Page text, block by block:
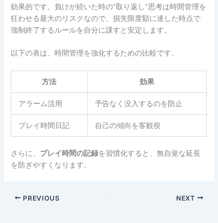
効果的です。負けが続いた時の”取り返し”思考は時間管理を
狂わせる最大のリスクなので、損失限度額に達した時点で
強制終了するルールを自分に課すと安定します。
以下の表は、時間管理を強化するための比較です。
方法 効果
アラーム活用 予告なく没入するのを防止
プレイ時間日記 自己の傾向を客観視
さらに、 プレイ時間の記録を習慣化すると、無自覚な延長
を防ぎやすくなります。
PREVIOUS NEXT